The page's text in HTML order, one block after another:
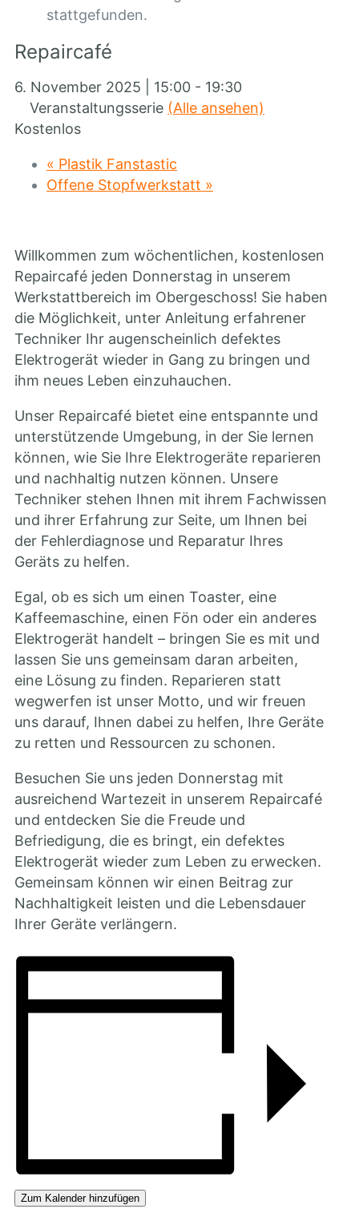
stattgefunden.
Repaircafé
6. November 2025 | 15:00 - 19:30
Veranstaltungsserie (Alle ansehen)
Kostenlos
« Plastik Fanstastic
Offene Stopfwerkstatt »
Willkommen zum wöchentlichen, kostenlosen
Repaircafé jeden Donnerstag in unserem
Werkstattbereich im Obergeschoss! Sie haben
die Möglichkeit, unter Anleitung erfahrener
Techniker Ihr augenscheinlich defektes
Elektrogerät wieder in Gang zu bringen und
ihm neues Leben einzuhauchen.
Unser Repaircafé bietet eine entspannte und
unterstützende Umgebung, in der Sie lernen
können, wie Sie Ihre Elektrogeräte reparieren
und nachhaltig nutzen können. Unsere
Techniker stehen Ihnen mit ihrem Fachwissen
und ihrer Erfahrung zur Seite, um Ihnen bei
der Fehlerdiagnose und Reparatur Ihres
Geräts zu helfen.
Egal, ob es sich um einen Toaster, eine
Kaffeemaschine, einen Fön oder ein anderes
Elektrogerät handelt – bringen Sie es mit und
lassen Sie uns gemeinsam daran arbeiten,
eine Lösung zu finden. Reparieren statt
wegwerfen ist unser Motto, und wir freuen
uns darauf, Ihnen dabei zu helfen, Ihre Geräte
zu retten und Ressourcen zu schonen.
Besuchen Sie uns jeden Donnerstag mit
ausreichend Wartezeit in unserem Repaircafé
und entdecken Sie die Freude und
Befriedigung, die es bringt, ein defektes
Elektrogerät wieder zum Leben zu erwecken.
Gemeinsam können wir einen Beitrag zur
Nachhaltigkeit leisten und die Lebensdauer
Ihrer Geräte verlängern.
Zum Kalender hinzufügen